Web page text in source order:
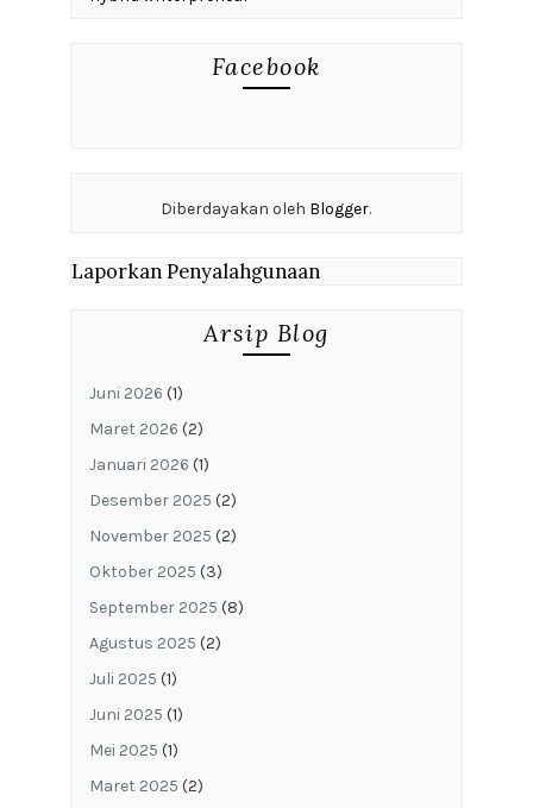
Facebook
Diberdayakan oleh Blogger.
Laporkan Penyalahgunaan
Arsip Blog
Juni 2026 (1)
Maret 2026 (2)
Januari 2026 (1)
Desember 2025 (2)
November 2025 (2)
Oktober 2025 (3)
September 2025 (8)
Agustus 2025 (2)
Juli 2025 (1)
Juni 2025 (1)
Mei 2025 (1)
Maret 2025 (2)